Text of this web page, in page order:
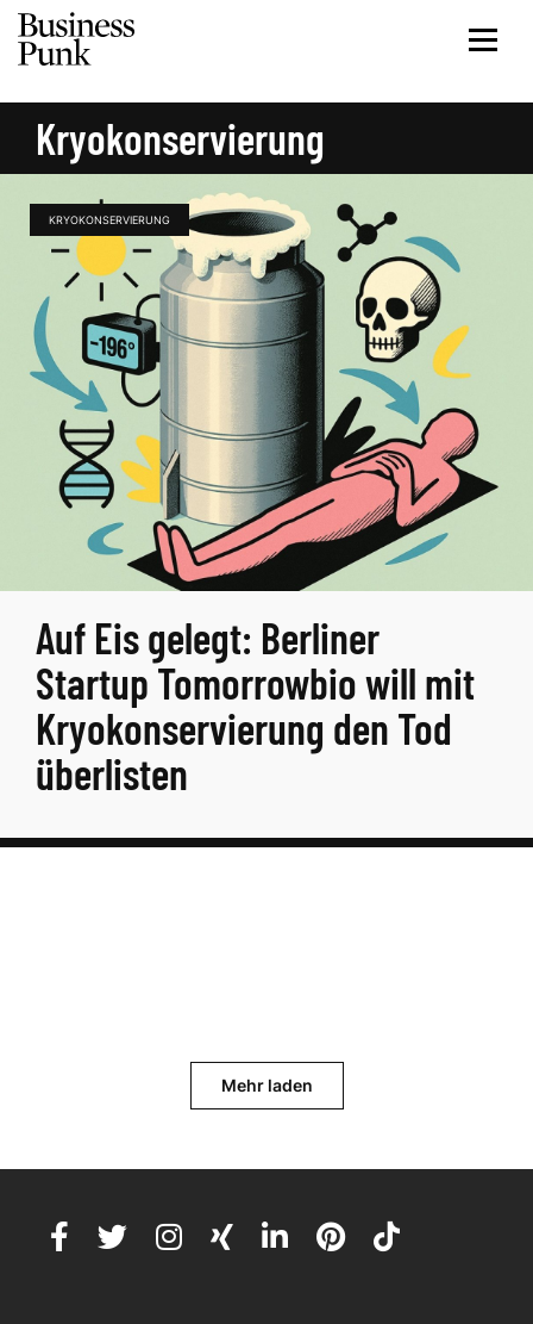
Kryokonservierung
KRYOKONSERVIERUNG
Auf Eis gelegt: Berliner
Startup Tomorrowbio will mit
Kryokonservierung den Tod
überlisten
Mehr laden